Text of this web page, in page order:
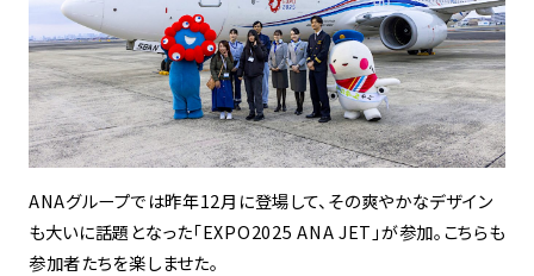
ANAグループでは昨年12月に登場して、その爽やかなデザイン
も大いに話題となった「EXPO2025 ANA JET」が参加。こちらも
参加者たちを楽しませた。